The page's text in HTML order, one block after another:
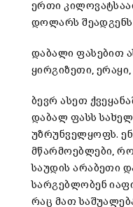
ერთი
დოლარს
დაბალი ფასებით
ყირგიზეთი,
ბევრ ასეთ
დაბალ ფასს
უზრუნველყოფს.
მწარმოებლები,
საუდის არაბეთი
სარგებლობენ
რაც მათ